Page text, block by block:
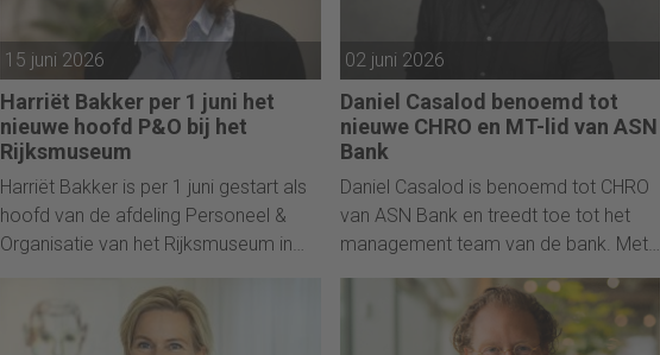
15 juni 2026
Harriët Bakker per 1 juni het
nieuwe hoofd P&O bij het
Rijksmuseum
Harriët Bakker is per 1 juni gestart als
hoofd van de afdeling Personeel &
Organisatie van het Rijksmuseum in
Amsterdam. Ze volgt Marjon de
Koning op die deze rol het afgelopen
jaar op interimbasis heeft vervuld.
02 juni 2026
Daniel Casalod benoemd tot
nieuwe CHRO en MT-lid van ASN
Bank
Daniel Casalod is benoemd tot CHRO
van ASN Bank en treedt toe tot het
management team van de bank. Met
de bank wil hij 'bijdragen aan een
duurzame en eerlijke toekomst voor